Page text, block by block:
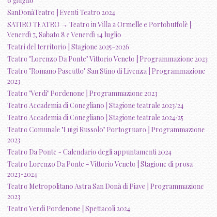
SanDonàTeatro | Eventi Teatro 2024
SATIRO TEATRO → Teatro in Villa a Ormelle e Portobuffolè |
Venerdì 7, Sabato 8 e Venerdì 14 luglio
Teatri del territorio | Stagione 2025-2026
Teatro "Lorenzo Da Ponte" Vittorio Veneto | Programmazione 2023
Teatro "Romano Pascutto" San Stino di Livenza | Programmazione
2023
Teatro "Verdi" Pordenone | Programmazione 2023
Teatro Accademia di Conegliano | Stagione teatrale 2023/24
Teatro Accademia di Conegliano | Stagione teatrale 2024/25
Teatro Comunale "Luigi Russolo" Portogruaro | Programmazione
2023
Teatro Da Ponte - Calendario degli appuntamenti 2024
Teatro Lorenzo Da Ponte - Vittorio Veneto | Stagione di prosa
2023-2024
Teatro Metropolitano Astra San Donà di Piave | Programmazione
2023
Teatro Verdi Pordenone | Spettacoli 2024